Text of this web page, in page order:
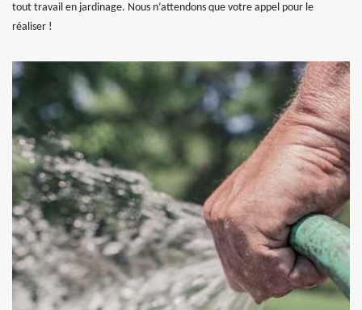
tout travail en jardinage. Nous n’attendons que votre appel pour le
réaliser !